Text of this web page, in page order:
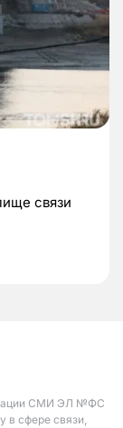
связи
СМИ ЭЛ №ФС
в сфере связи,